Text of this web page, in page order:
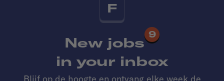
F
New jobs
9
in your inbox